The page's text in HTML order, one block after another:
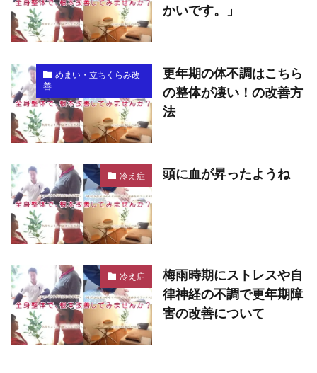
かいです。」
めまい・立ちくらみ改
善
更年期の体不調はこちら
の整体が凄い！の改善方
法
冷え症 頭に血が昇ったようね
冷え症
梅雨時期にストレスや自
律神経の不調で更年期障
害の改善について